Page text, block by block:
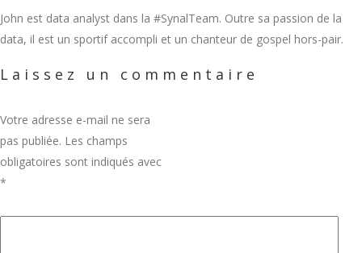
John est data analyst dans la #SynalTeam. Outre sa passion de la
data, il est un sportif accompli et un chanteur de gospel hors-pair.
Laissez un commentaire
Votre adresse e-mail ne sera
pas publiée. Les champs
obligatoires sont indiqués avec
*